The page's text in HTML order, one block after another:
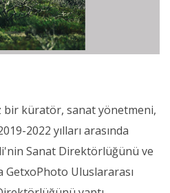
bir küratör, sanat yönetmeni,
2022 yılları arasında
Sanat Direktörlüğünü ve
GetxoPhoto Uluslararası